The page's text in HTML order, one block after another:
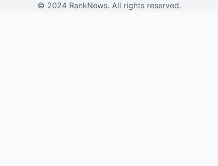
© 2024 RankNews. All rights reserved.